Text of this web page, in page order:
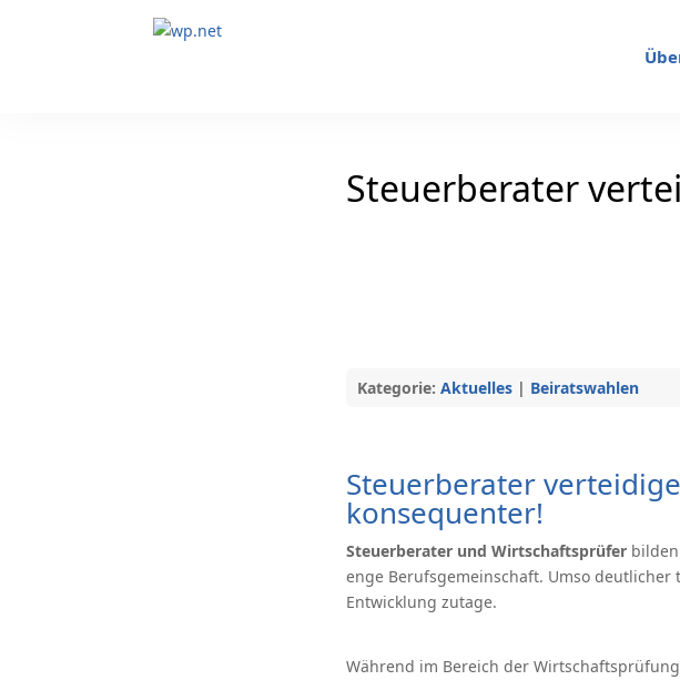
Steuerberater
Kategorie: Aktuelles | Beiratswahlen
Steuerberater
konsequenter!
Steuerberater und Wirtschaftsprüfer
enge Berufsgemeinschaft. Umso
Entwicklung zutage.
Während im Bereich der